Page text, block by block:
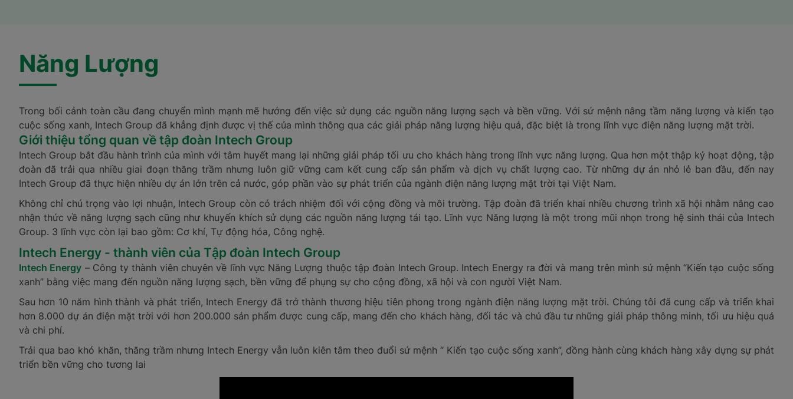
Năng Lượng
Trong bối cảnh toàn cầu đang chuyển mình mạnh mẽ hướng đến việc sử dụng các nguồn năng lượng sạch và bền vững. Với sứ mệnh nâng tầm năng lượng và kiến tạo
cuộc sống xanh, Intech Group đã khẳng định được vị thế của mình thông qua các giải pháp năng lượng hiệu quả, đặc biệt là trong lĩnh vực điện năng lượng mặt trời.
Giới thiệu tổng quan về tập đoàn Intech Group
Intech Group bắt đầu hành trình của mình với tâm huyết mang lại những giải pháp tối ưu cho khách hàng trong lĩnh vực năng lượng. Qua hơn một thập kỷ hoạt động, tập
đoàn đã trải qua nhiều giai đoạn thăng trầm nhưng luôn giữ vững cam kết cung cấp sản phẩm và dịch vụ chất lượng cao. Từ những dự án nhỏ lẻ ban đầu, đến nay
Intech Group đã thực hiện nhiều dự án lớn trên cả nước, góp phần vào sự phát triển của ngành điện năng lượng mặt trời tại Việt Nam.
Không chỉ chú trọng vào lợi nhuận, Intech Group còn có trách nhiệm đối với cộng đồng và môi trường. Tập đoàn đã triển khai nhiều chương trình xã hội nhằm nâng cao
nhận thức về năng lượng sạch cũng như khuyến khích sử dụng các nguồn năng lượng tái tạo. Lĩnh vực Năng lượng là một trong mũi nhọn trong hệ sinh thái của Intech
Group. 3 lĩnh vực còn lại bao gồm: Cơ khí, Tự động hóa, Công nghệ.
Intech Energy - thành viên của Tập đoàn Intech Group
Intech Energy – Công ty thành viên chuyên về lĩnh vực Năng Lượng thuộc tập đoàn Intech Group. Intech Energy ra đời và mang trên mình sứ mệnh “Kiến tạo cuộc sống
xanh” bằng việc mang đến nguồn năng lượng sạch, bền vững để phụng sự cho cộng đồng, xã hội và con người Việt Nam.
Sau hơn 10 năm hình thành và phát triển, Intech Energy đã trở thành thương hiệu tiên phong trong ngành điện năng lượng mặt trời. Chúng tôi đã cung cấp và triển khai
hơn 8.000 dự án điện mặt trời với hơn 200.000 sản phẩm được cung cấp, mang đến cho khách hàng, đối tác và chủ đầu tư những giải pháp thông minh, tối ưu hiệu quả
và chi phí.
Trải qua bao khó khăn, thăng trầm nhưng Intech Energy vẫn luôn kiên tâm theo đuổi sứ mệnh “ Kiến tạo cuộc sống xanh”, đồng hành cùng khách hàng xây dựng sự phát
triển bền vững cho tương lai